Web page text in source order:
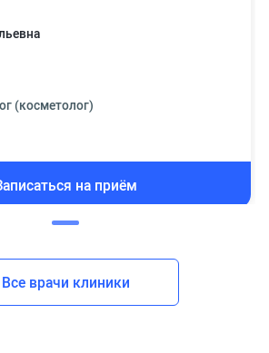
(косметолог)
на приём
Все врачи клиники